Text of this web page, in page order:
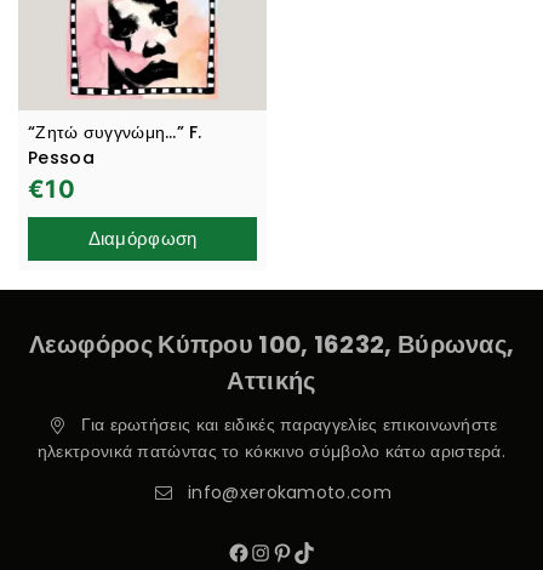
“Ζητώ συγγνώμη…” F.
Pessoa
€10
Διαμόρφωση
Λεωφόρος Κύπρου 100, 16232, Βύρωνας,
Αττικής
Για ερωτήσεις και ειδικές παραγγελίες επικοινωνήστε
ηλεκτρονικά πατώντας το κόκκινο σύμβολο κάτω αριστερά.
info@xerokamoto.com